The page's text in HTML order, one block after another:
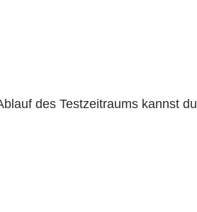
des Testzeitraums kannst du